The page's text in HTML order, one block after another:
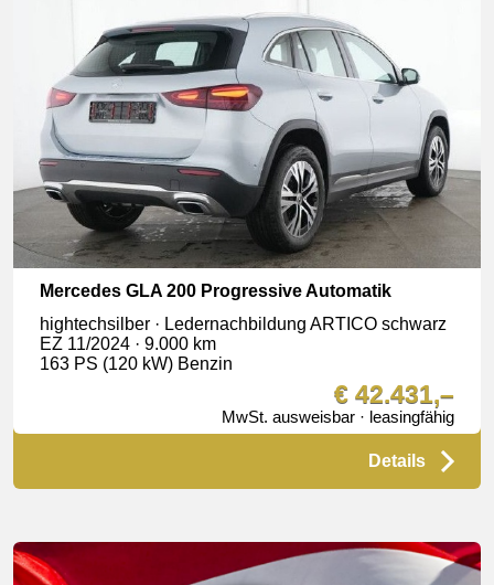
Mercedes GLA 200 Progressive Automatik
hightechsilber · Ledernachbildung ARTICO schwarz
EZ 11/2024 · 9.000 km
163 PS (120 kW) Benzin
€ 42.431,–
MwSt. ausweisbar · leasingfähig
Details